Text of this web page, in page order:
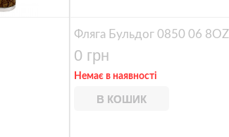
Фляга Бульдог 0850 06 8OZ
0 грн
Немає в наявності
В КОШИК